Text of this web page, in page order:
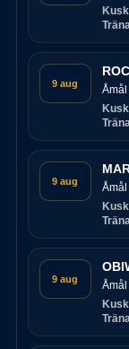
9 aug
9 aug Åmål
9 aug Åmål